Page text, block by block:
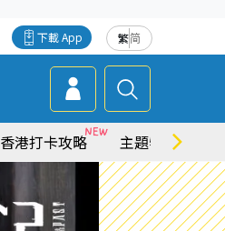
繁简
下載 App
香港打卡攻略 主題特集